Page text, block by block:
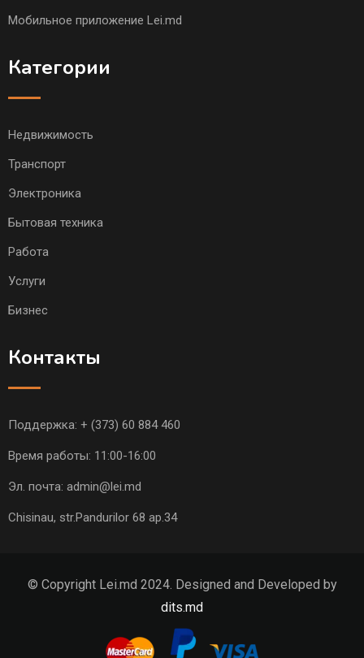
Мобильное приложение Lei.md
Категории
Недвижимость
Транспорт
Электроника
Бытовая техника
Работа
Услуги
Бизнес
Контакты
Поддержка: + (373) 60 884 460
Время работы: 11:00-16:00
Эл. почта: admin@lei.md
Chisinau, str.Pandurilor 68 ap.34
© Copyright Lei.md 2024. Designed and Developed by
dits.md